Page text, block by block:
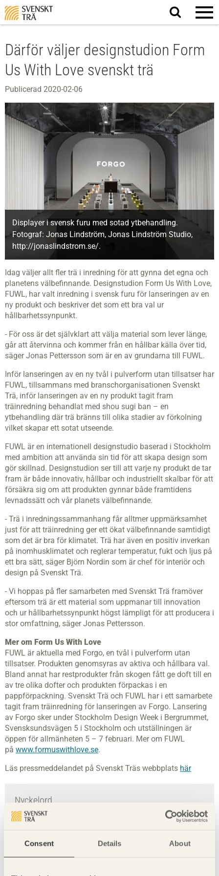
Consent Details About
Sök
på
Därför väljer designstudion Form
Us With Love svenskt trä
Publicerad 2020-02-06
Displayer i svensk furu med sotad ytbehandling.
Fotograf: Jonas Lindström, Jonas Lindström Studio,
http://jonaslindstrom.se/.
Idag väljer allt fler trä i inredning för att gynna det egna och
planetens välbefinnande. Designstudion Form Us With Love,
FUWL, har valt inredning i svensk furu för lanseringen av en
ny produkt och beskriver det som ett bra val ur
hållbarhetssynpunkt.
- För oss är det självklart att välja material som lever länge,
går att återvinna och kommer från en hållbar källa över tid,
säger Jonas Pettersson som är en av grundarna till FUWL.
Inför lanseringen av en ny tvål i pulverform utan tillsatser har
FUWL, tillsammans med branschorganisationen Svenskt
Trä, inför lanseringen av en ny produkt tagit fram
träinredning behandlat med shou sugi ban – en
ytbehandling där trä bränns till olika stadier av förkolning
vilket skapar ett sotat utseende.
FUWL är en internationell designstudio baserad i Stockholm
med ambition att använda sin tid för att skapa design som
gör skillnad. Designstudion ser till att varje ny produkt de tar
fram är både innovativ, hållbar och industriellt skalbar för att
försäkra sig om att produkten gynnar både framtidens
levnadssätt och vår planets välbefinnande.
- Trä i inredningssammanhang får alltmer uppmärksamhet
just för att träinredning ger ett ökat välbefinnande samtidigt
som det är bra för klimatet. Trä har även en positiv inverkan
på inomhusklimatet och reglerar temperatur, fukt och ljus på
ett bra sätt, säger Björn Nordin som är chef för interiör och
design på Svenskt Trä.
- Vi hoppas på fler samarbeten med Svenskt Trä framöver
eftersom trä är ett material som uppmanar till innovation
och ur hållbarhetssynpunkt högst lämpligt för att producera i
stor omfattning, säger Jonas Pettersson.
Mer om Form Us With Love
FUWL är aktuella med Forgo, en tvål i pulverform utan
tillsatser. Produkten genomsyras av aktiva och hållbara val.
Bland annat har restprodukter från skogen fått ge doft till en
av tre olika dofter och produkten förpackas i en
pappförpackning. Svenskt Trä och FUWL har i ett samarbete
tagit fram träinredning för lanseringen av Forgo. Lansering
av Forgo sker under Stockholm Design Week i Bergrummet,
Svensksundsvägen 5 i Stockholm och utställningen är
öppen för allmänheten 5 – 7 februari. Mer om FUWL
på www.formuswithlove.se.
Läs pressmeddelandet på Svenskt Träs webbplats här
Nyckelord
arkitektur bygg i trä
design form us with love